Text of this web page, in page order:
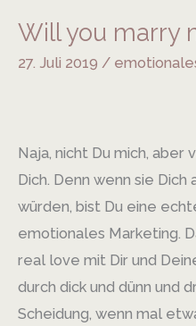
Will you marry
27. Juli 2019 /
Naja, nicht Du mich, aber
Dich. Denn wenn sie
würden, bist Du eine
emotionales Marketing.
real love mit Dir und
durch dick und dünn und
Scheidung, wenn mal
Will
you